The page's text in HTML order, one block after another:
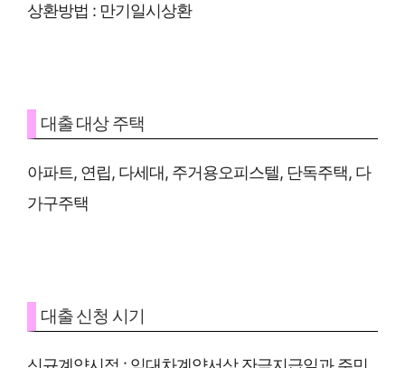
상환방법 : 만기일시상환
대출 대상 주택
아파트, 연립, 다세대, 주거용오피스텔, 단독주택, 다
가구주택
대출 신청 시기